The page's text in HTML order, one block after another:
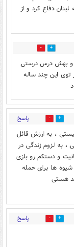
دفاع کرد و از
2
و بهش درس درستی
این چند ساله
2 پاسخ
، به ارزش قائل
، به لزوم زندگی در
و دستکم رو بازی
ها برای حمله
هستی
1 پاسخ